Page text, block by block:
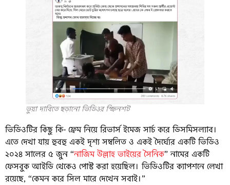
ভুয়া দাবিতে ছড়ানো ভিডিওর স্ক্রিনশট
ভিডিওটির কিছু কি- ফ্রেম নিয়ে রিভার্স ইমেজ সার্চ করে ডিসমিসল্যাব।
এতে দেখা যায় হুবহু একই দৃশ্য সম্বলিত ও একই দৈর্ঘ্যের একটি ভিডিও
২০২৪ সালের ৫ জুন “নাজিম উল্লাহ ভাইয়ের সৈনিক” নামের একটি
ফেসবুক আইডি থেকেও পোস্ট করা হয়েছিল। ভিডিওটির ক্যাপশনে লেখা
রয়েছে, “কেমন করে সিল মারে দেখেন সবাই।”